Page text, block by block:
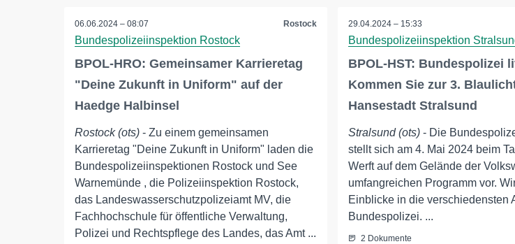
06.06.2024 – 08:07 Rostock
Bundespolizeiinspektion Rostock
BPOL-HRO: Gemeinsamer Karrieretag
"Deine Zukunft in Uniform" auf der
Haedge Halbinsel
Rostock (ots) - Zu einem gemeinsamen
Karrieretag "Deine Zukunft in Uniform" laden die
Bundespolizeiinspektionen Rostock und See
Warnemünde , die Polizeiinspektion Rostock,
das Landeswasserschutzpolizeiamt MV, die
Fachhochschule für öffentliche Verwaltung,
Polizei und Rechtspflege des Landes, das Amt ...
29.04.2024 – 15:33
Bundespolizeiinspektion
BPOL-HST: Bundespolizei
Kommen Sie zur 3.
Hansestadt Stralsund
Stralsund (ots)- Die
stellt sich am 4. Mai 2024 beim
Werft auf dem Gelände der
umfangreichen Programm vor.
Einblicke in die verschiedensten
Bundespolizei. ...
2 Dokumente